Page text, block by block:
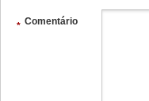
Comentário
*